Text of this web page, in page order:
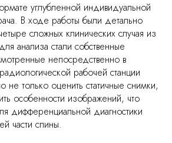
углубленной индивидуальной
В ходе работы были детально
сложных клинических случая из
анализа стали собственные
непосредственно в
рабочей станции
не только оценить статичные снимки,
особенности изображений, что
дифференциальной диагностики
части спины.